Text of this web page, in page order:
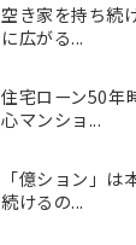
空き家を持ち続
に広がる...
住宅ローン50年
心マンショ...
「億ション」
続けるの...